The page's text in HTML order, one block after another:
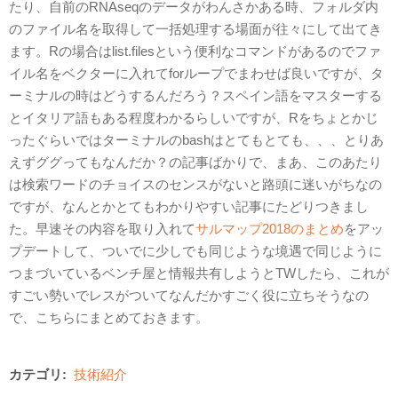
たり、自前のRNAseqのデータがわんさかある時、フォルダ内
のファイル名を取得して一括処理する場面が往々にして出てき
ます。Rの場合はlist.filesという便利なコマンドがあるのでファ
イル名をベクターに入れてforループでまわせば良いですが、タ
ーミナルの時はどうするんだろう？スペイン語をマスターする
とイタリア語もある程度わかるらしいですが、Rをちょとかじ
ったぐらいではターミナルのbashはとてもとても、、、とりあ
えずググってもなんだか？の記事ばかりで、まあ、このあたり
は検索ワードのチョイスのセンスがないと路頭に迷いがちなの
ですが、なんとかとてもわかりやすい記事にたどりつきまし
た。早速その内容を取り入れてサルマップ2018のまとめをアッ
プデートして、ついでに少しでも同じような境遇で同じように
つまづいているベンチ屋と情報共有しようとTWしたら、これが
すごい勢いでレスがついてなんだかすごく役に立ちそうなの
で、こちらにまとめておきます。
カテゴリ: 技術紹介